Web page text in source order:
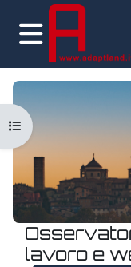
Vai al contenuto
Pannello laterale
lavoro e
Apri indice del corso